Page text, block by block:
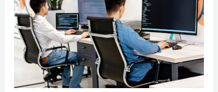
en
el
Mundo
Online